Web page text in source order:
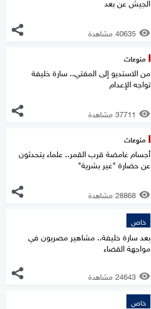
40635 مشاهدة
منوعات
من الاستديو إلى المفتي.. سارة خليفة
تواجه الإعدام
37711 مشاهدة
منوعات
أجسام غامضة قرب القمر.. علماء يتحدثون
عن حضارة "غير بشرية"
28868 مشاهدة
خاص
بعد سارة خليفة.. مشاهير مصريون في
مواجهة القضاء
24643 مشاهدة
خاص